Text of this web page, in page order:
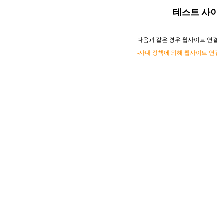
테스트 사
다음과 같은 경우 웹사이트 연
-사내 정책에 의해 웹사이트